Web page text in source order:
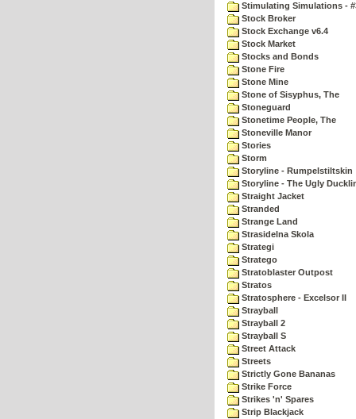
Stimulating Simulations -
Stock Broker
Stock Exchange v6.4
Stock Market
Stocks and Bonds
Stone Fire
Stone Mine
Stone of Sisyphus, The
Stoneguard
Stonetime People, The
Stoneville Manor
Stories
Storm
Storyline - Rumpelstiltskin
Storyline - The Ugly
Straight Jacket
Stranded
Strange Land
Strasidelna Skola
Strategi
Stratego
Stratoblaster Outpost
Stratos
Stratosphere - Excelsor II
Strayball
Strayball 2
Strayball S
Street Attack
Streets
Strictly Gone Bananas
Strike Force
Strikes 'n' Spares
Strip Blackjack